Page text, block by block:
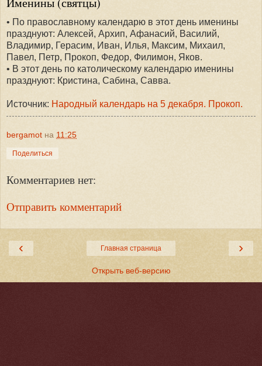
• По православному календарю в этот день именины
празднуют: Алексей, Архип, Афанасий, Василий,
Владимир, Герасим, Иван, Илья, Максим, Михаил,
Павел, Петр, Прокоп, Федор, Филимон, Яков.
• В этот день по католическому календарю именины
празднуют: Кристина, Сабина, Савва.
Источник: Народный календарь на 5 декабря. Прокоп.
bergamot на 11:25
Поделиться
Комментариев нет:
Отправить комментарий
‹ ›
Главная страница
Открыть веб-версию